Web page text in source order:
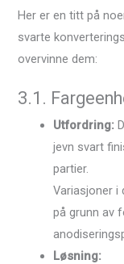
Her er en titt på
svarte
overvinne dem:
3.1.
Utfordring:
jevn svart
partier.
Variasjoner i
på grunn av
Løsning: